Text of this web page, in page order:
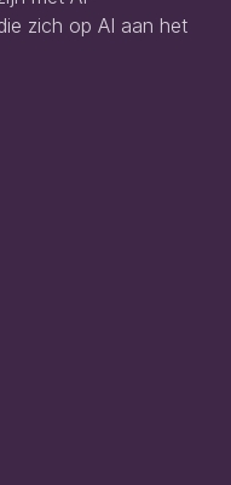
zich op AI aan het